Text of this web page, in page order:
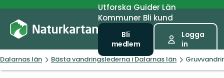
UtforskaGuiderLän
Kommuner Bli kund
Bli
medlem
Logga
in
Dalarnas län Bästa vandringslederna i Dalarnas län